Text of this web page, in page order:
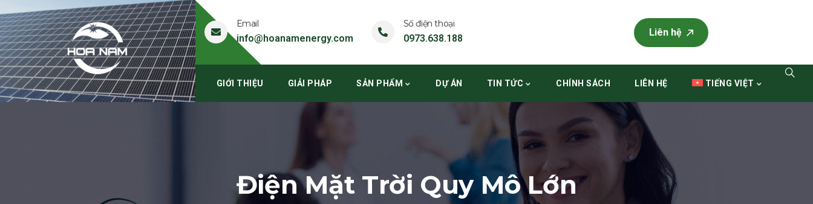
Email
info@hoanamenergy.com
Số điện thoại
0973.638.188
Liên hệ
GIỚI THIỆU GIẢI PHÁP SẢN PHẨM DỰ ÁN TIN TỨC CHÍNH SÁCH LIÊN HỆ TIẾNG VIỆT
Điện Mặt Trời Quy Mô Lớn